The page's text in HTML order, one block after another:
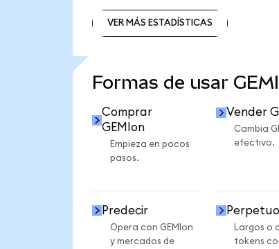
VER MÁS ESTADÍSTICAS
Formas de usar
Comprar
GEMIon
Empieza en pocos
pasos.
Vender
Cambia
efectivo.
Predecir
Opera con GEMIon
y mercados de
Largos o
tokens